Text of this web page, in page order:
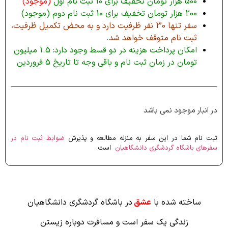
200 هزار تومان تخفیف برای 10 ثبت نام دوم (موجود)
سفر تنها 30 نفر ظرفیت دارد و به محض تکمیل ظرفیت،
ثبت نام متوقف خواهد شد.
امکان پرداخت هزینه در دو قسط وجود دارد: 1.5 میلیون
تومان در زمان ثبت نام و باقی وجه تا تاریخ 5 فروردین
در انبار موجود نمی باشد
ثبت نام شما در این سفر به منزله مطالعه و پذیرش ضوابط ثبت نام در
سفرهای باشگاه گردشگری دانشگاهیان است.
ساخته شده با عشق در باشگاه گردشگری دانشگاهیان
زندگی یک سفر است و مسافرت دوباره زیستن